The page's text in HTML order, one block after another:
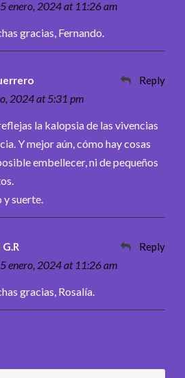
enero, 2024 at 11:26 am
gracias, Fernando.
2024 at 5:31 pm
Reply
la kalopsia de las vivencias
Y mejor aún, cómo hay cosas
embellecer, ni de pequeños
y suerte.
G.R
enero, 2024 at 11:26 am
Reply
gracias, Rosalía.